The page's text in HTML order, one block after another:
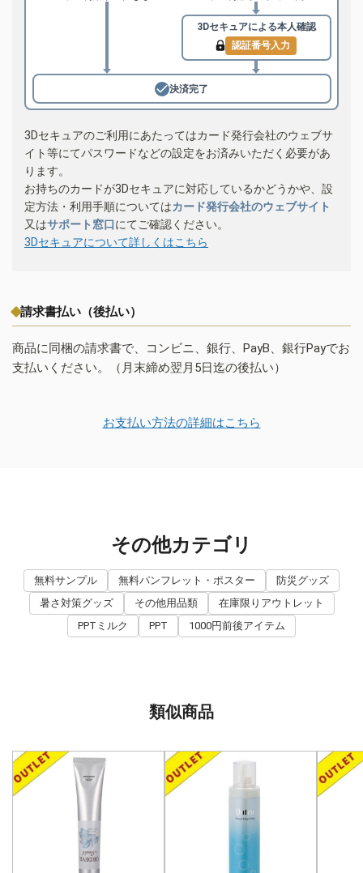
3Dセキュアによる本人確認
認証番号入力
決済完了
3Dセキュアのご利用にあたってはカード発行会社のウェブサ
イト等にてパスワードなどの設定をお済みいただく必要があ
ります。
お持ちのカードが3Dセキュアに対応しているかどうかや、設
定方法・利用手順についてはカード発行会社のウェブサイト
又はサポート窓口にてご確認ください。
3Dセキュアについて詳しくはこちら
請求書払い（後払い）
商品に同梱の請求書で、コンビニ、銀行、PayB、銀行Payでお
支払いください。（月末締め翌月5日迄の後払い）
お支払い方法の詳細はこちら
その他カテゴリ
無料サンプル 無料パンフレット・ポスター
防災グッズ
暑さ対策グッズ
その他用品類
在庫限りアウトレット
PPTミルク
PPT 1000円前後アイテム
類似商品